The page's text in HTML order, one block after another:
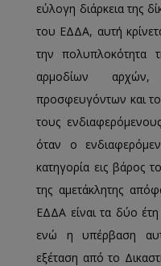
εύλογη διάρκεια της
του ΕΔΔΑ, αυτή
την πολυπλοκότητα
αρμοδίων
προσφευγόντων και
τους
όταν ο
κατηγορία εις βάρος
της αμετάκλητης
ΕΔΔΑ είναι τα δύο
ενώ η υπέρβαση
εξέταση από το